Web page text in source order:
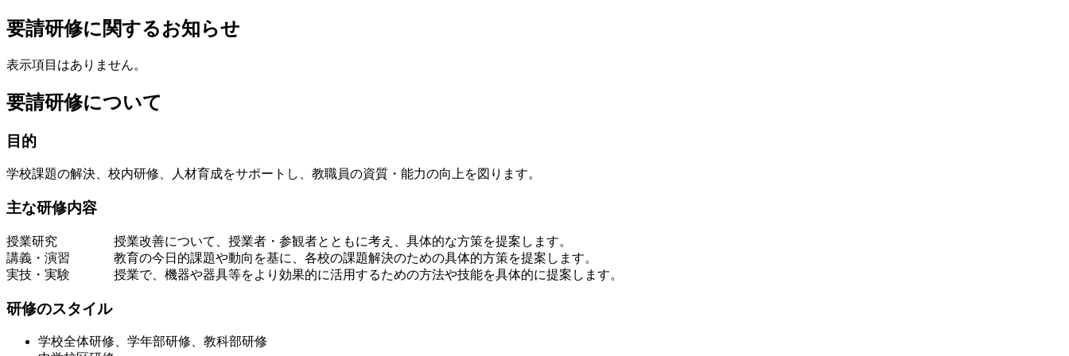
要請研修に関するお知らせ
表示項目はありません。
要請研修について
目的
学校課題の解決、校内研修、人材育成をサポートし、教職員の資質・能力の向上を図ります。
主な研修内容
授業研究
授業改善について、授業者・参観者とともに考え、具体的な方策を提案します。
講義・演習
教育の今日的課題や動向を基に、各校の課題解決のための具体的方策を提案します。
実技・実験
授業で、機器や器具等をより効果的に活用するための方法や技能を具体的に提案します。
研修のスタイル
学校全体研修、学年部研修、教科部研修